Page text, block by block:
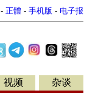
- 正體 - 手机版 - 电子报
视频 杂谈